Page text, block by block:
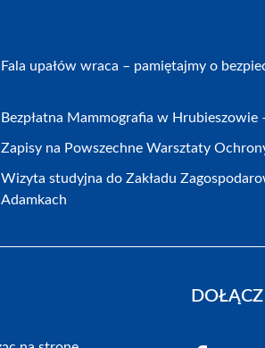
Fala upałów wraca – pamiętajmy o
Bezpłatna Mammografia w Hrubieszowie
Zapisy na Powszechne Warsztaty
Wizyta studyjna do Zakładu
Adamkach